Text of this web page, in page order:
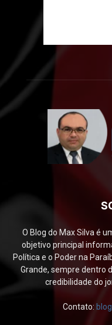
O Blog do Max Silva é
objetivo principal
Política e o Poder na
Grande, sempre dentro
credibilidade do
Contato: